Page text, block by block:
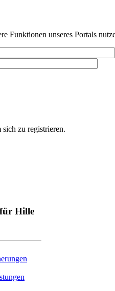
Funktionen unseres Portals
zu registrieren.
Hille